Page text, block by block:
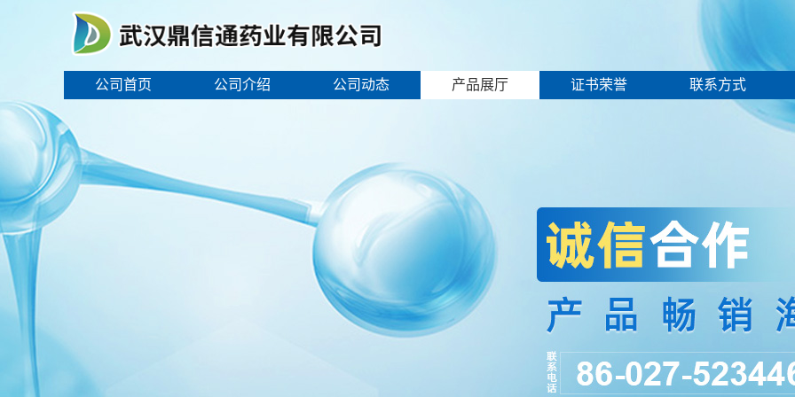
公司首页 公司介绍 公司动态 产品展厅 证书荣誉 联系方式